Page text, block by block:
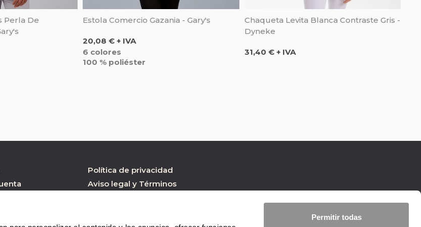
Permitir todas
Perla De
Estola Comercio Gazania - Gary's
Precio
20,08 € + IVA
6 colores
100 % poliéster
Chaqueta Levita Blanca Contraste Gris -
Dyneke
Precio
31,40 € + IVA
Política de privacidad
Aviso legal y Términos
Condiciones de